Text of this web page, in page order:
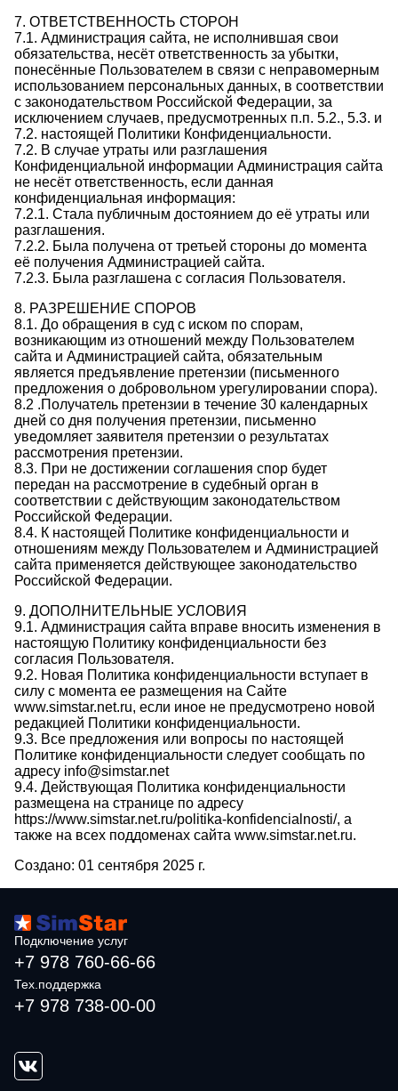
7. ОТВЕТСТВЕННОСТЬ СТОРОН
7.1. Администрация сайта, не исполнившая свои
обязательства, несёт ответственность за убытки,
понесённые Пользователем в связи с неправомерным
использованием персональных данных, в соответствии
с законодательством Российской Федерации, за
исключением случаев, предусмотренных п.п. 5.2., 5.3. и
7.2. настоящей Политики Конфиденциальности.
7.2. В случае утраты или разглашения
Конфиденциальной информации Администрация сайта
не несёт ответственность, если данная
конфиденциальная информация:
7.2.1. Стала публичным достоянием до её утраты или
разглашения.
7.2.2. Была получена от третьей стороны до момента
её получения Администрацией сайта.
7.2.3. Была разглашена с согласия Пользователя.
8. РАЗРЕШЕНИЕ СПОРОВ
8.1. До обращения в суд с иском по спорам,
возникающим из отношений между Пользователем
сайта и Администрацией сайта, обязательным
является предъявление претензии (письменного
предложения о добровольном урегулировании спора).
8.2 .Получатель претензии в течение 30 календарных
дней со дня получения претензии, письменно
уведомляет заявителя претензии о результатах
рассмотрения претензии.
8.3. При не достижении соглашения спор будет
передан на рассмотрение в судебный орган в
соответствии с действующим законодательством
Российской Федерации.
8.4. К настоящей Политике конфиденциальности и
отношениям между Пользователем и Администрацией
сайта применяется действующее законодательство
Российской Федерации.
9. ДОПОЛНИТЕЛЬНЫЕ УСЛОВИЯ
9.1. Администрация сайта вправе вносить изменения в
настоящую Политику конфиденциальности без
согласия Пользователя.
9.2. Новая Политика конфиденциальности вступает в
силу с момента ее размещения на Сайте
www.simstar.net.ru, если иное не предусмотрено новой
редакцией Политики конфиденциальности.
9.3. Все предложения или вопросы по настоящей
Политике конфиденциальности следует сообщать по
адресу info@simstar.net
9.4. Действующая Политика конфиденциальности
размещена на странице по адресу
https://www.simstar.net.ru/politika-konfidencialnosti/, а
также на всех поддоменах сайта www.simstar.net.ru.
Создано: 01 сентября 2025 г.
Подключение услуг
+7 978 760-66-66
Тех.поддержка
+7 978 738-00-00